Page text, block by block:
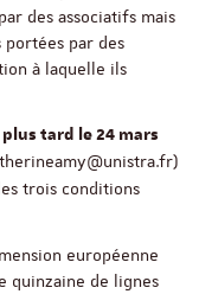
des associatifs mais
portées par des
à laquelle ils
tard le 24 mars
trois conditions
européenne
quinzaine de lignes